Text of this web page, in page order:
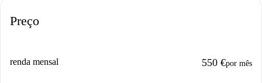
Preço
renda mensal 550 €por mês